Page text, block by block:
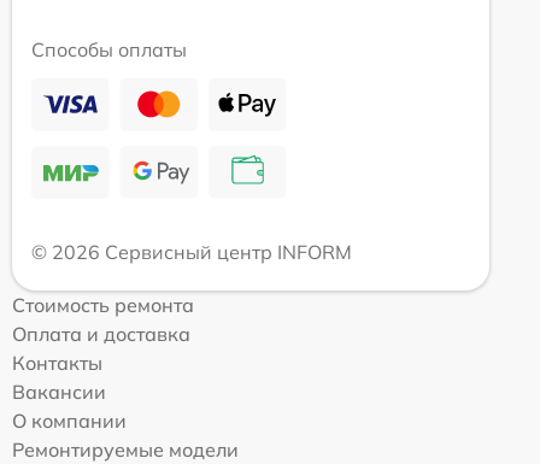
Способы оплаты
© 2026 Сервисный центр INFORM
Стоимость ремонта
Оплата и доставка
Контакты
Вакансии
О компании
Ремонтируемые модели